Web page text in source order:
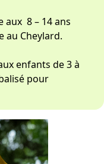
aux 8 – 14 ans
au Cheylard.
enfants de 3 à
pour